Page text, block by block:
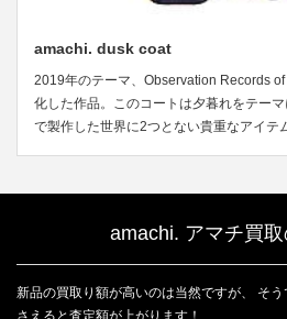
amachi. dusk coat
2019年のテーマ、Observation Records
化した作品。このコートは夕暮れをテー
で製作した世界に2つとない貴重なアイテ
amachi. アマチ買取
新品の買取り額が高いのは当然ですが、 そ
さえると査定額が上がります！